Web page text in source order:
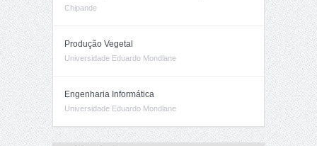
Chipande
Produção Vegetal
Universidade Eduardo Mondlane
Engenharia Informática
Universidade Eduardo Mondlane